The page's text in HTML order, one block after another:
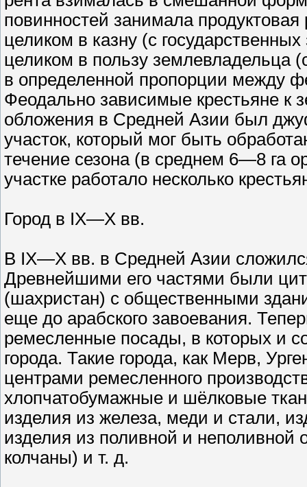
повинностей занимала
целиком в казну (с
целиком в пользу землевладельца
в определенной пропорции между
Феодально зависимые крестьяне
обложения в Средней Азии был
участок, который мог быть
течение сезона (в среднем 6—8 га
участке работало несколько
Город в IX—X вв.
В IX—X вв. в Средней Азии
Древнейшими его частями были
(шахристан) с общественными
еще до арабского завоевания.
ремесленные посады, в которых и
города. Такие города, как Мерв,
центрами ремесленного
хлопчатобумажные и шёлковые
изделия из железа, меди и стали,
изделия из поливной и неполивной
колчаны) и т. д.